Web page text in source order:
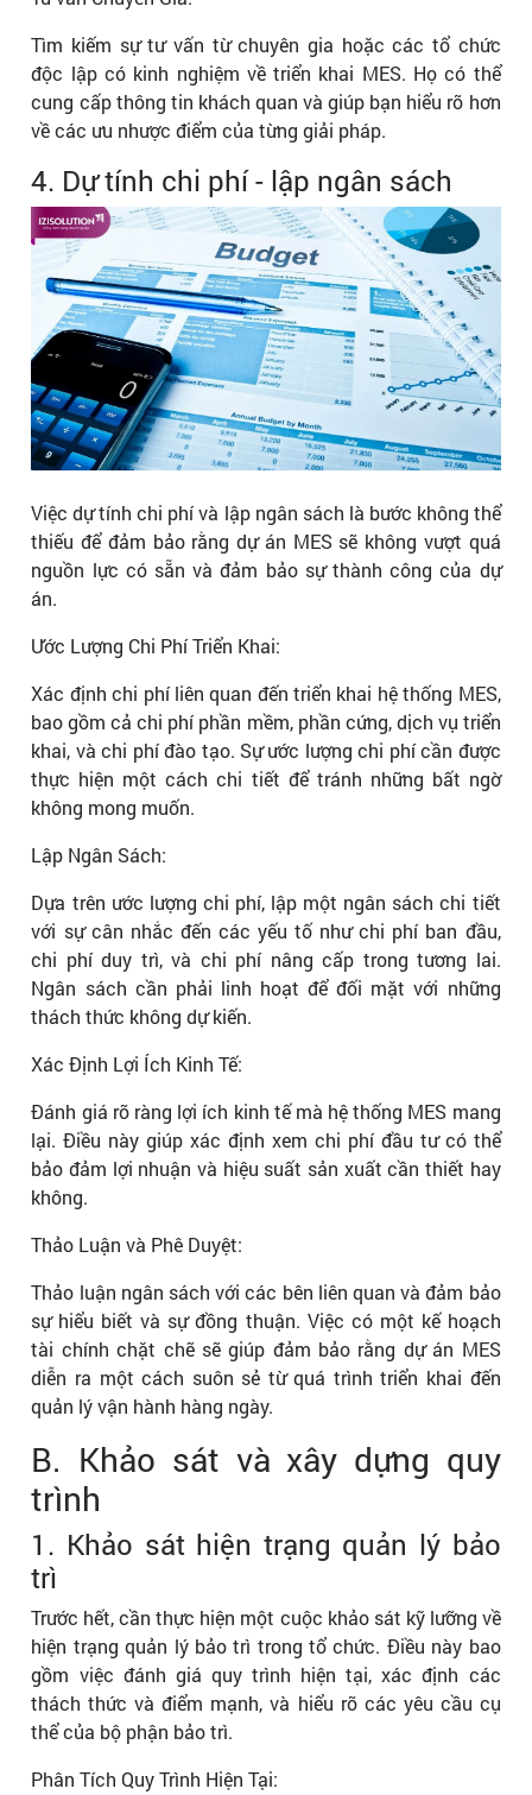
Tìm kiếm sự tư vấn từ chuyên gia hoặc các tổ chức
độc lập có kinh nghiệm về triển khai MES. Họ có thể
cung cấp thông tin khách quan và giúp bạn hiểu rõ hơn
về các ưu nhược điểm của từng giải pháp.
4. Dự tính chi phí - lập ngân sách
Việc dự tính chi phí và lập ngân sách là bước không thể
thiếu để đảm bảo rằng dự án MES sẽ không vượt quá
nguồn lực có sẵn và đảm bảo sự thành công của dự
án.
Ước Lượng Chi Phí Triển Khai:
Xác định chi phí liên quan đến triển khai hệ thống MES,
bao gồm cả chi phí phần mềm, phần cứng, dịch vụ triển
khai, và chi phí đào tạo. Sự ước lượng chi phí cần được
thực hiện một cách chi tiết để tránh những bất ngờ
không mong muốn.
Lập Ngân Sách:
Dựa trên ước lượng chi phí, lập một ngân sách chi tiết
với sự cân nhắc đến các yếu tố như chi phí ban đầu,
chi phí duy trì, và chi phí nâng cấp trong tương lai.
Ngân sách cần phải linh hoạt để đối mặt với những
thách thức không dự kiến.
Xác Định Lợi Ích Kinh Tế:
Đánh giá rõ ràng lợi ích kinh tế mà hệ thống MES mang
lại. Điều này giúp xác định xem chi phí đầu tư có thể
bảo đảm lợi nhuận và hiệu suất sản xuất cần thiết hay
không.
Thảo Luận và Phê Duyệt:
Thảo luận ngân sách với các bên liên quan và đảm bảo
sự hiểu biết và sự đồng thuận. Việc có một kế hoạch
tài chính chặt chẽ sẽ giúp đảm bảo rằng dự án MES
diễn ra một cách suôn sẻ từ quá trình triển khai đến
quản lý vận hành hàng ngày.
B. Khảo sát và xây dựng quy
trình
1. Khảo sát hiện trạng quản lý bảo
trì
Trước hết, cần thực hiện một cuộc khảo sát kỹ lưỡng về
hiện trạng quản lý bảo trì trong tổ chức. Điều này bao
gồm việc đánh giá quy trình hiện tại, xác định các
thách thức và điểm mạnh, và hiểu rõ các yêu cầu cụ
thể của bộ phận bảo trì.
Phân Tích Quy Trình Hiện Tại: